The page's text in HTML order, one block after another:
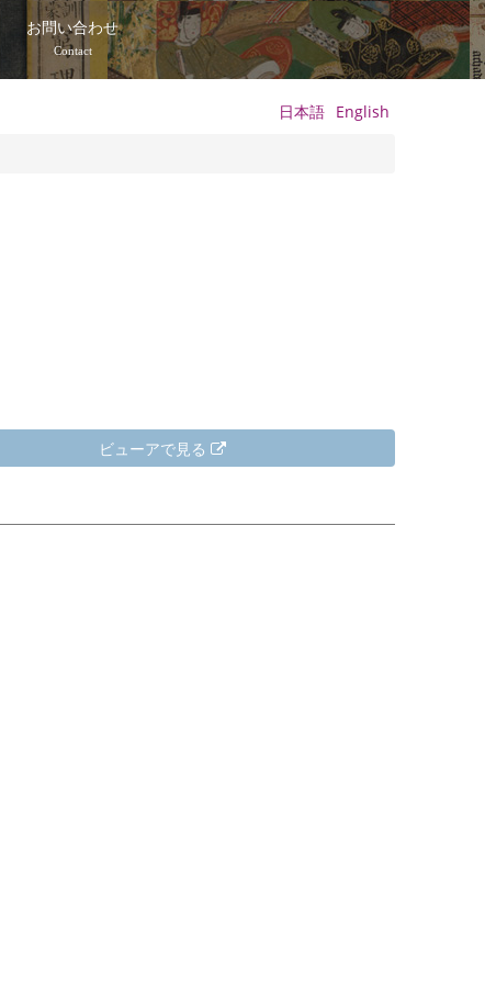
お問い合わせ
Contact
日本語 English
ビューアで見る